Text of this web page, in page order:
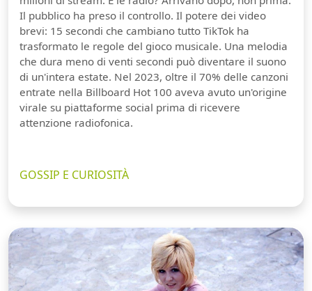
Il pubblico ha preso il controllo. Il potere dei video
brevi: 15 secondi che cambiano tutto TikTok ha
trasformato le regole del gioco musicale. Una melodia
che dura meno di venti secondi può diventare il suono
di un'intera estate. Nel 2023, oltre il 70% delle canzoni
entrate nella Billboard Hot 100 aveva avuto un'origine
virale su piattaforme social prima di ricevere
attenzione radiofonica.
GOSSIP E CURIOSITÀ